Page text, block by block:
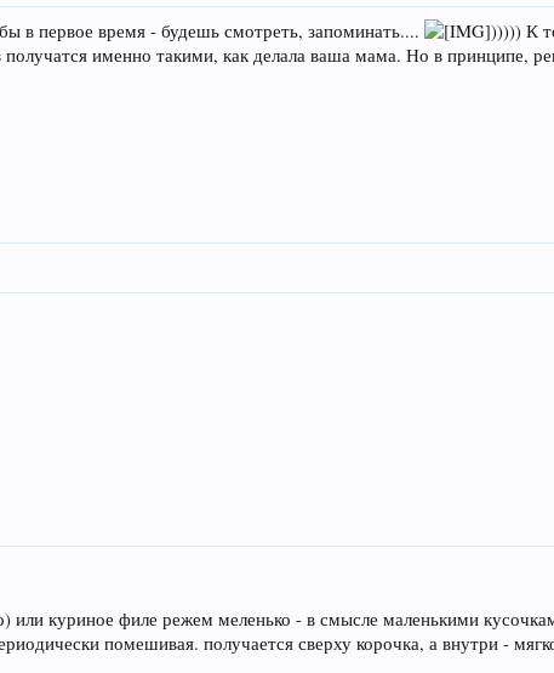
в первое время - будешь смотреть, запоминать....
))))) К
именно такими, как делала ваша мама. Но в принципе,
или куриное филе режем меленько - в смысле маленькими
помешивая. получается сверху корочка, а внутри -